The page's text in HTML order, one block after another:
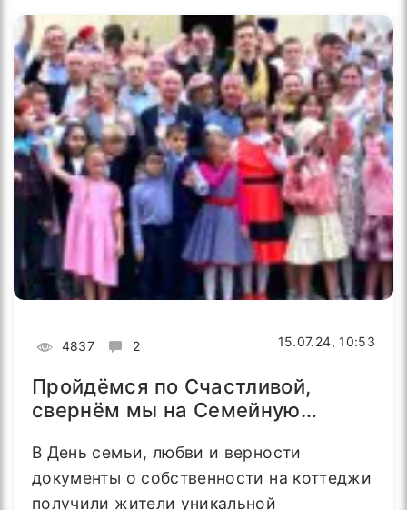
4837 2 15.07.24, 10:53
Пройдёмся по Счастливой,
свернём мы на Семейную…
В День семьи, любви и верности
документы о собственности на коттеджи
получили жители уникальной